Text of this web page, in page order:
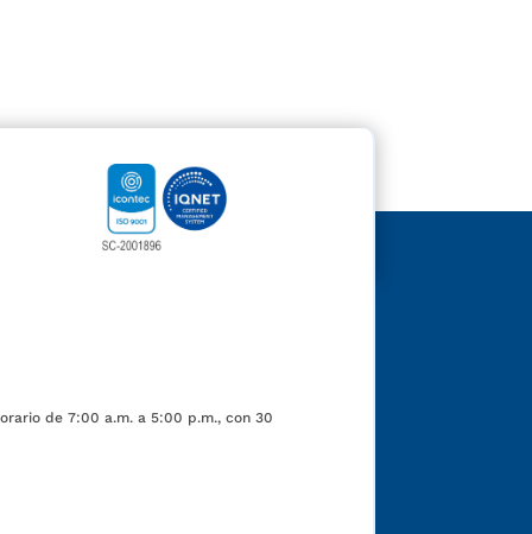
de 7:00 a.m. a 5:00 p.m., con 30